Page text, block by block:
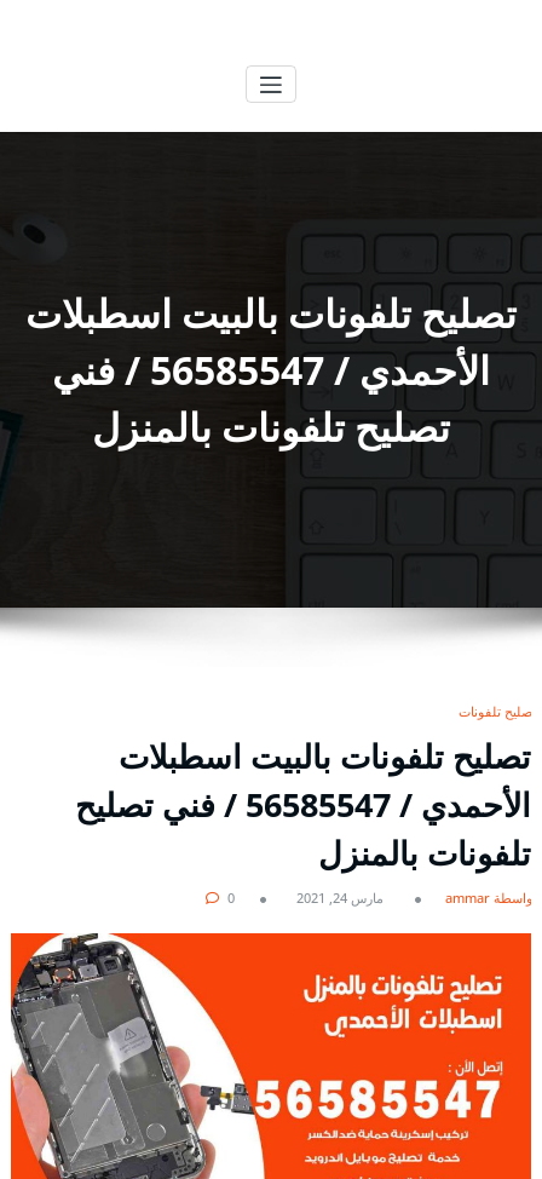
تصليح تلفونات بالبيت اسطبلات
الأحمدي / 56585547 / فني
تصليح تلفونات بالمنزل
تصليح تلفونات
تصليح تلفونات بالبيت اسطبلات
الأحمدي / 56585547 / فني تصليح
تلفونات بالمنزل
بواسطة ammar مارس 24, 2021 0